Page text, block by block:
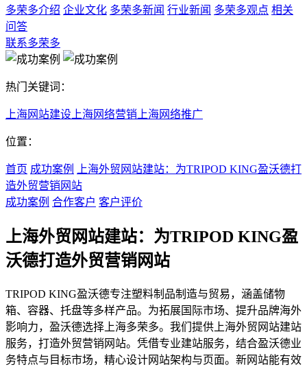
多荣多介绍 企业文化 多荣多新闻 行业新闻 多荣多观点 相关
问答
联系多荣多
热门关键词：
上海网站建设 上海网络营销 上海网络推广
位置：
首页 成功案例
上海外贸网站建站：为TRIPOD KING盈沃德打
造外贸营销网站
成功案例 合作客户 客户评价
上海外贸网站建站：为TRIPOD KING盈
沃德打造外贸营销网站
TRIPOD KING盈沃德专注塑料制品制造与贸易，涵盖储物
箱、容器、托盘等多样产品。为拓展国际市场、提升品牌海外
影响力，盈沃德选择上海多荣多。我们提供上海外贸网站建站
服务，打造外贸营销网站。凭借专业建站服务，结合盈沃德业
务特点与目标市场，精心设计网站架构与页面。新网站能有效